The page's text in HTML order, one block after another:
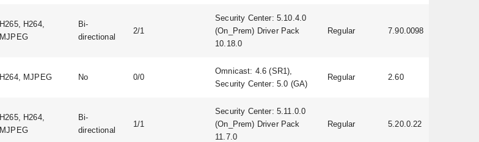
H265, H264,
MJPEG
Bi-
directional
2/1
Security Center: 5.10.4.0
(On_Prem) Driver Pack
10.18.0
Regular 7.90.0098
H264, MJPEG No 0/0
Omnicast: 4.6 (SR1),
Security Center: 5.0 (GA)
Regular 2.60
H265, H264,
MJPEG
Bi-
directional
1/1
Security Center: 5.11.0.0
(On_Prem) Driver Pack
11.7.0
Regular 5.20.0.22